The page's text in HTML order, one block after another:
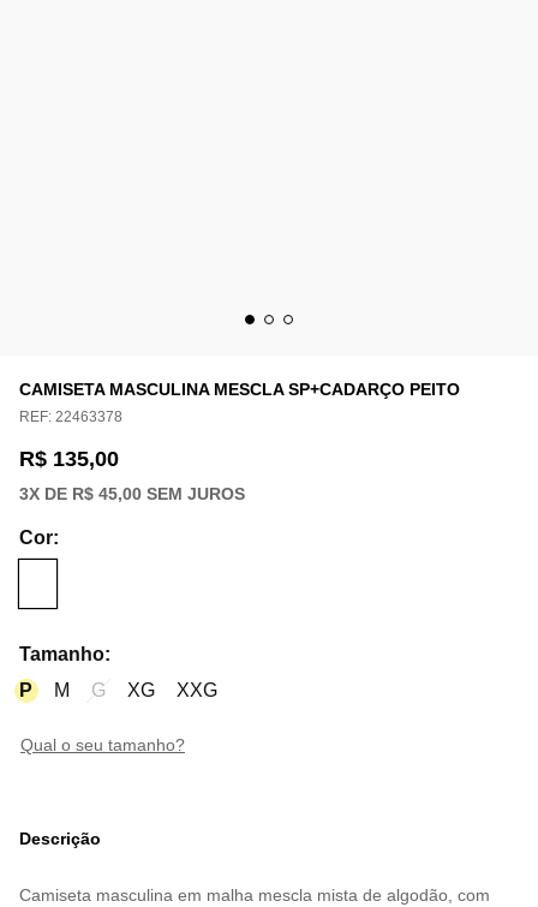
CAMISETA MASCULINA MESCLA SP+CADARÇO PEITO
REF: 22463378
R$ 135,00
3X DE R$ 45,00 SEM JUROS
Cor:
Tamanho:
P
M G XG XXG
qual o seu tamanho?
Descrição
Camiseta masculina em malha mescla mista de algodão, com